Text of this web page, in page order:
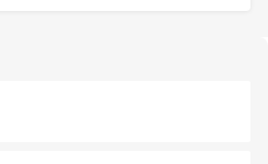
元の風情を楽しめる外せないスポット